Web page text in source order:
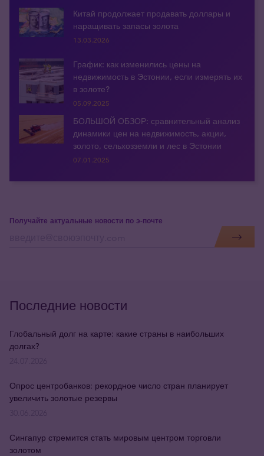
Китай продолжает продавать доллары и
наращивать запасы золота
13.03.2026
График: как изменились цены на
недвижимость в Эстонии, если измерять их
в золоте?
05.09.2025
БОЛЬШОЙ ОБЗОР: сравнительный анализ
динамики цен на недвижимость, акции,
золото, сельхозземли и лес в Эстонии
07.01.2025
Получайте актуальные новости по э-почте
Последние новости
Глобальный долг на карте: какие страны в наибольших
долгах?
Опрос центробанков: рекордное число стран планирует
увеличить золотые резервы
Сингапур стремится стать мировым центром торговли
золотом